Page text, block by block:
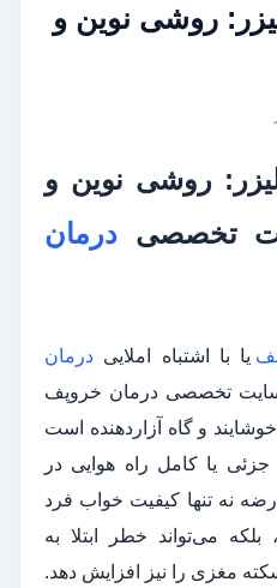
روشی نوین و
روشی نوین و
تخصصی درمان
یا با اشتباه املایی درمان
تخصصی درمان خروپف
و گاه آزاردهنده است
جزئی یا کامل راه هوایی در
نه تنها کیفیت خواب فرد
می‌تواند خطر ابتلا به
مغزی را نیز افزایش دهد.